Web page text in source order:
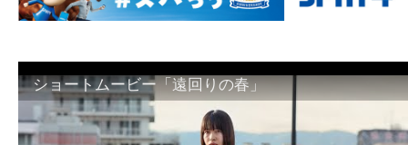
ショートムービー「遠回りの春」